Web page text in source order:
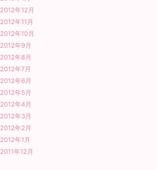
2012年12月
2012年11月
2012年10月
2012年9月
2012年8月
2012年7月
2012年6月
2012年5月
2012年4月
2012年3月
2012年2月
2012年1月
2011年12月